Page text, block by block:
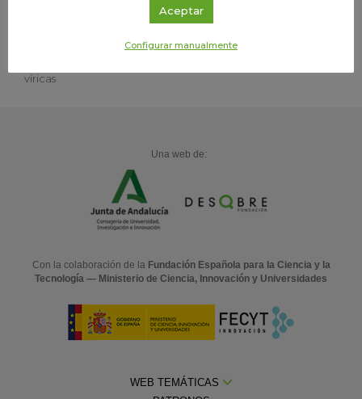
Línea de investigación en la que trabaja
víricas
Una web de:
Con la colaboración de la Fundación Española para la Ciencia y la
Tecnología — Ministerio de Ciencia, Innovación y Universidades
WEB TEMÁTICAS
Aceptar
Configurar manualmente